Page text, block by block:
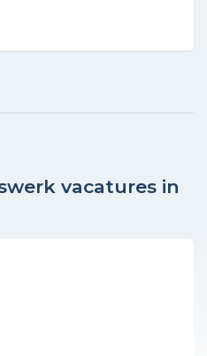
vacatures in